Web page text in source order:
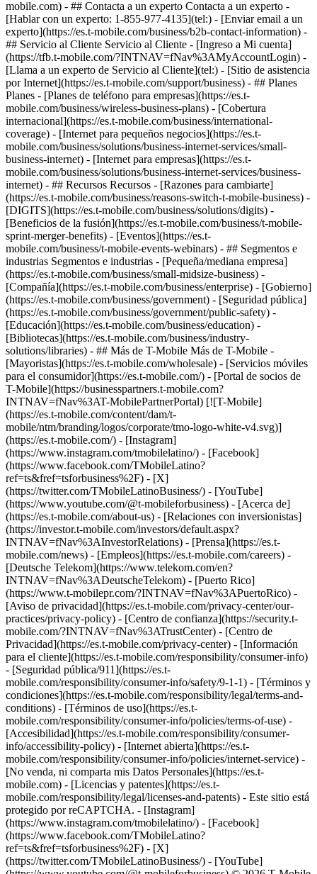
mobile.com) - ## Contacta a un experto Contacta a un experto -
[Hablar con un experto: 1-855-977-4135](tel:) - [Enviar email a un
experto](https://es.t-mobile.com/business/b2b-contact-information) -
## Servicio al Cliente Servicio al Cliente - [Ingreso a Mi cuenta]
(https://tfb.t-mobile.com/?INTNAV=fNav%3AMyAccountLogin) -
[Llama a un experto de Servicio al Cliente](tel:) - [Sitio de asistencia
por Internet](https://es.t-mobile.com/support/business) - ## Planes
Planes - [Planes de teléfono para empresas](https://es.t-
mobile.com/business/wireless-business-plans) - [Cobertura
internacional](https://es.t-mobile.com/business/international-
coverage) - [Internet para pequeños negocios](https://es.t-
mobile.com/business/solutions/business-internet-services/small-
business-internet) - [Internet para empresas](https://es.t-
mobile.com/business/solutions/business-internet-services/business-
internet) - ## Recursos Recursos - [Razones para cambiarte]
(https://es.t-mobile.com/business/reasons-switch-t-mobile-business) -
[DIGITS](https://es.t-mobile.com/business/solutions/digits) -
[Beneficios de la fusión](https://es.t-mobile.com/business/t-mobile-
sprint-merger-benefits) - [Eventos](https://es.t-
mobile.com/business/t-mobile-events-webinars) - ## Segmentos e
industrias Segmentos e industrias - [Pequeña/mediana empresa]
(https://es.t-mobile.com/business/small-midsize-business) -
[Compañía](https://es.t-mobile.com/business/enterprise) - [Gobierno]
(https://es.t-mobile.com/business/government) - [Seguridad pública]
(https://es.t-mobile.com/business/government/public-safety) -
[Educación](https://es.t-mobile.com/business/education) -
[Bibliotecas](https://es.t-mobile.com/business/industry-
solutions/libraries) - ## Más de T-Mobile Más de T-Mobile -
[Mayoristas](https://es.t-mobile.com/wholesale) - [Servicios móviles
para el consumidor](https://es.t-mobile.com/) - [Portal de socios de
T-Mobile](https://businesspartners.t-mobile.com?
INTNAV=fNav%3AT-MobilePartnerPortal) [![T-Mobile]
(https://es.t-mobile.com/content/dam/t-
mobile/ntm/branding/logos/corporate/tmo-logo-white-v4.svg)]
(https://es.t-mobile.com/) - [Instagram]
(https://www.instagram.com/tmobilelatino/) - [Facebook]
(https://www.facebook.com/TMobileLatino?
ref=ts&fref=tsforbusiness%2F) - [X]
(https://twitter.com/TMobileLatinoBusiness/) - [YouTube]
(https://www.youtube.com/@t-mobileforbusiness) - [Acerca de]
(https://es.t-mobile.com/about-us) - [Relaciones con inversionistas]
(https://investor.t-mobile.com/investors/default.aspx?
INTNAV=fNav%3AInvestorRelations) - [Prensa](https://es.t-
mobile.com/news) - [Empleos](https://es.t-mobile.com/careers) -
[Deutsche Telekom](https://www.telekom.com/en?
INTNAV=fNav%3ADeutscheTelekom) - [Puerto Rico]
(https://www.t-mobilepr.com/?INTNAV=fNav%3APuertoRico) -
[Aviso de privacidad](https://es.t-mobile.com/privacy-center/our-
practices/privacy-policy) - [Centro de confianza](https://security.t-
mobile.com/?INTNAV=fNav%3ATrustCenter) - [Centro de
Privacidad](https://es.t-mobile.com/privacy-center) - [Información
para el cliente](https://es.t-mobile.com/responsibility/consumer-info)
- [Seguridad pública/911](https://es.t-
mobile.com/responsibility/consumer-info/safety/9-1-1) - [Términos y
condiciones](https://es.t-mobile.com/responsibility/legal/terms-and-
conditions) - [Términos de uso](https://es.t-
mobile.com/responsibility/consumer-info/policies/terms-of-use) -
[Accesibilidad](https://es.t-mobile.com/responsibility/consumer-
info/accessibility-policy) - [Internet abierta](https://es.t-
mobile.com/responsibility/consumer-info/policies/internet-service) -
[No venda, ni comparta mis Datos Personales](https://es.t-
mobile.com) - [Licencias y patentes](https://es.t-
mobile.com/responsibility/legal/licenses-and-patents) - Este sitio está
protegido por reCAPTCHA. - [Instagram]
(https://www.instagram.com/tmobilelatino/) - [Facebook]
(https://www.facebook.com/TMobileLatino?
ref=ts&fref=tsforbusiness%2F) - [X]
(https://twitter.com/TMobileLatinoBusiness/) - [YouTube]